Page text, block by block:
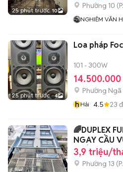
25 phút trước 10
Phường 10 (
NGHIÊM VĂN
25 phút trước 4
Loa pháp
101 - 300W
Phường Ngã
hHải 4.5 23
🌈DUPLEX
NGAY CẦU
THÁM
3,9 triệu/
Phường 13 (